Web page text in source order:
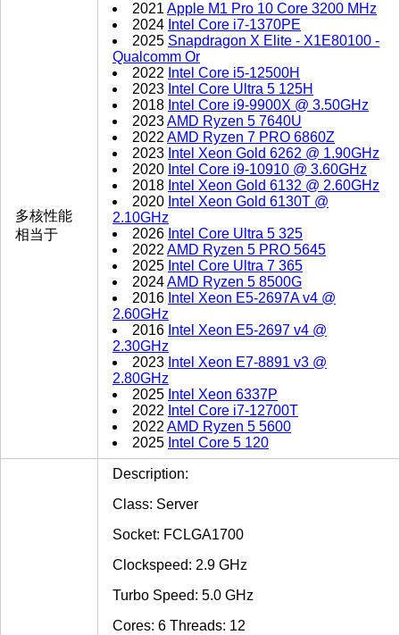
多核性能
相当于
2021Apple M1 Pro 10 Core 3200 MHz
2024 Intel Core i7-1370PE
2025 Snapdragon X Elite - X1E80100 -
Qualcomm Or
2022 Intel Core i5-12500H
2023 Intel Core Ultra 5 125H
2018 Intel Core i9-9900X @ 3.50GHz
2023AMD Ryzen 5 7640U
2022AMD Ryzen 7 PRO 6860Z
2023 Intel Xeon Gold 6262 @ 1.90GHz
2020 Intel Core i9-10910 @ 3.60GHz
2018 Intel Xeon Gold 6132 @ 2.60GHz
2020 Intel Xeon Gold 6130T @
2.10GHz
2026 Intel Core Ultra 5 325
2022AMD Ryzen 5 PRO 5645
2025 Intel Core Ultra 7 365
2024AMD Ryzen 5 8500G
2016 Intel Xeon E5-2697A v4 @
2.60GHz
2016 Intel Xeon E5-2697 v4 @
2.30GHz
2023 Intel Xeon E7-8891 v3 @
2.80GHz
2025 Intel Xeon 6337P
2022 Intel Core i7-12700T
2022AMD Ryzen 5 5600
2025 Intel Core 5 120
Description:
Class: Server
Socket: FCLGA1700
Clockspeed: 2.9 GHz
Turbo Speed: 5.0 GHz
Cores: 6 Threads: 12